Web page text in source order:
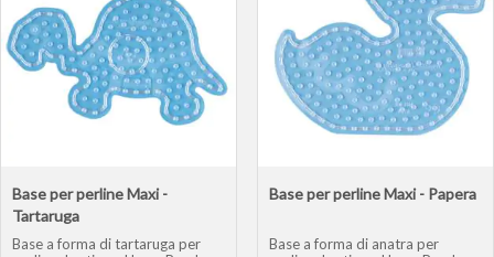
Base per perline Maxi -
Tartaruga
Base a forma di tartaruga per
Base per perline Maxi - Papera
Base a forma di anatra per